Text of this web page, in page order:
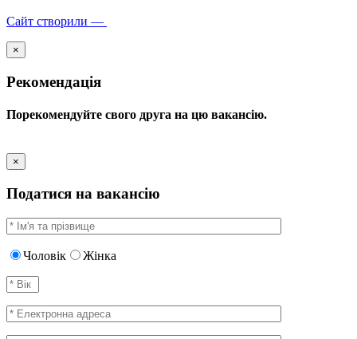
Сайт створили —
×
Рекомендація
Порекомендуйте свого друга на цю вакансію.
×
Податися на вакансію
Чоловік Жінка